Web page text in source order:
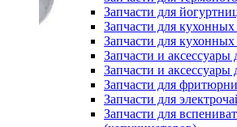
Запчасти для
Запчасти для
Запчасти для
Запчасти и аксессуары
Запчасти и
Запчасти для
Запчасти для
Запчасти для